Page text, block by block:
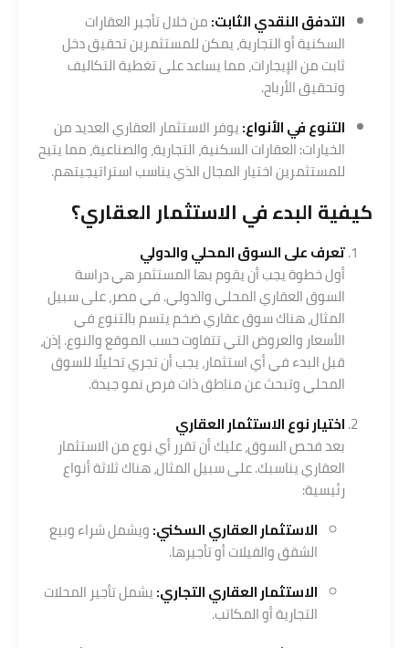
التدفق النقدي الثابت:من خلال تأجير العقارات
السكنية أو التجارية، يمكن للمستثمرين تحقيق دخل
ثابت من الإيجارات، مما يساعد على تغطية التكاليف
وتحقيق الأرباح.
التنوع في الأنواع:يوفر الاستثمار العقاري العديد من
الخيارات: العقارات السكنية، التجارية، والصناعية، مما يتيح
للمستثمرين اختيار المجال الذي يناسب استراتيجيتهم.
كيفية البدء في الاستثمار العقاري؟
تعرف على السوق المحلي والدولي
أول خطوة يجب أن يقوم بها المستثمر هي دراسة
السوق العقاري المحلي والدولي. في مصر، على سبيل
المثال، هناك سوق عقاري ضخم يتسم بالتنوع في
الأسعار والعروض التي تتفاوت حسب الموقع والنوع. إذن،
قبل البدء في أي استثمار، يجب أن تجري تحليلًا للسوق
المحلي وتبحث عن مناطق ذات فرص نمو جيدة.
اختيار نوع الاستثمار العقاري
بعد فحص السوق، عليك أن تقرر أي نوع من الاستثمار
العقاري يناسبك. على سبيل المثال، هناك ثلاثة أنواع
رئيسية:
الاستثمار العقاري السكني:ويشمل شراء وبيع
الشقق والفيلات أو تأجيرها.
الاستثمار العقاري التجاري:يشمل تأجير المحلات
التجارية أو المكاتب.